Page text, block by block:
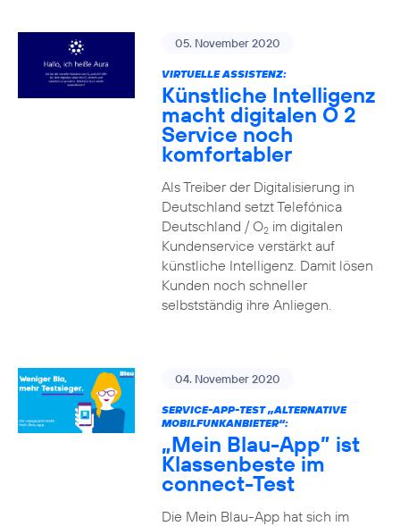
05. November 2020
VIRTUELLE ASSISTENZ:
Künstliche Intelligenz
macht digitalen O 2
Service noch
komfortabler
Als Treiber der Digitalisierung in
Deutschland setzt Telefónica
Deutschland / O2im digitalen
Kundenservice verstärkt auf
künstliche Intelligenz. Damit lösen
Kunden noch schneller
selbstständig ihre Anliegen.
04. November 2020
SERVICE-APP-TEST „ALTERNATIVE
MOBILFUNKANBIETER“:
„Mein Blau-App” ist
Klassenbeste im
connect-Test
Die Mein Blau-App hat sich im